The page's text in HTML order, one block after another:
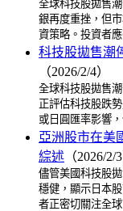
全球科技股拋售
銀再度重挫，但
資策略。投資者
科技股拋售潮
（2026/2/4）
全球科技股拋售
正評估科技股跌
或日圓匯率影響
亞洲股市在美
綜述 （2026/2/3
儘管美國科技股
穩健，顯示日本
者正密切關注全